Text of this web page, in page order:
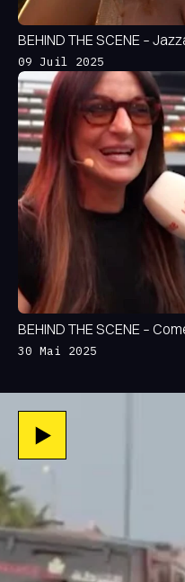
BEHIND THE SCENE –
09 Juil 2025
BEHIND THE SCENE –
30 Mai 2025